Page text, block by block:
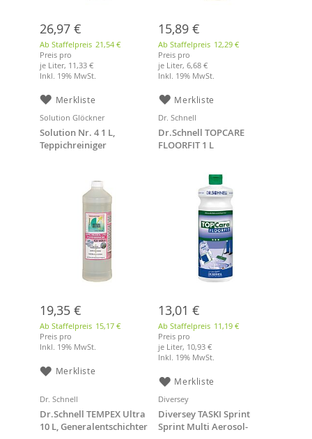
26,97 €
Ab Staffelpreis 21,54 €
Preis pro
je Liter, 11,33 €
Inkl. 19% MwSt.
Merkliste
15,89 €
Ab Staffelpreis 12,29 €
Preis pro
je Liter,6,68 €
Inkl. 19% MwSt.
Merkliste
Solution Glöckner
Solution Nr. 4 1 L,
Teppichreiniger
19,35 €
Ab Staffelpreis 15,17 €
Preis pro
Inkl. 19% MwSt.
Merkliste
Dr. Schnell
Dr.Schnell TOPCARE
FLOORFIT 1 L
13,01 €
Ab Staffelpreis 11,19 €
Preis pro
je Liter, 10,93 €
Inkl. 19% MwSt.
Merkliste
Dr. Schnell
Dr.Schnell TEMPEX Ultra
10 L, Generalentschichter
Diversey
Diversey TASKI Sprint
Sprint Multi Aerosol-